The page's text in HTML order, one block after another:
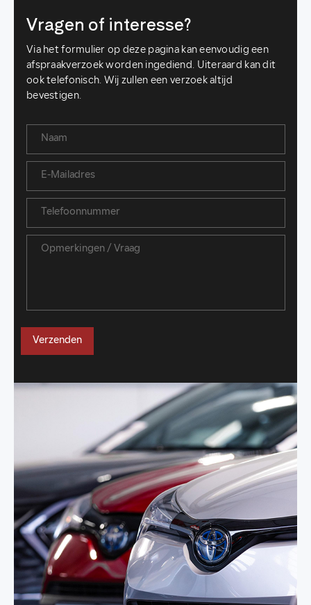
Vragen of interesse?
Via het formulier op deze pagina kan eenvoudig een
afspraakverzoek worden ingediend. Uiteraard kan dit
ook telefonisch. Wij zullen een verzoek altijd
bevestigen.
Verzenden